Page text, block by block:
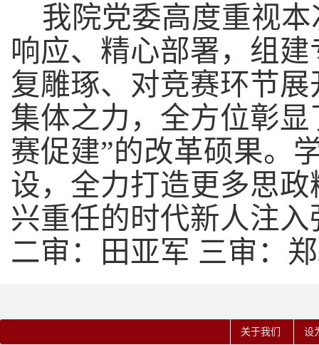
我院党委高度重视本
响应、精心部署，组
复雕琢、对竞赛环节
集体之力，全方位彰显
赛促建”的改革硕果。
设，全力打造更多思
兴重任的时代新人注
二审：田亚军 三审：
关于我们 设